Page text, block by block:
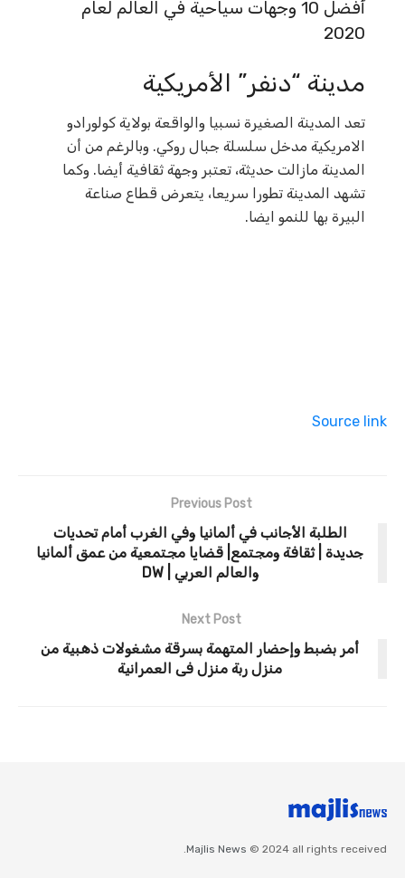
أفضل 10 وجهات سياحية في العالم لعام
2020
مدينة “دنفر” الأمريكية
تعد المدينة الصغيرة نسبيا والواقعة بولاية كولورادو
الامريكية مدخل سلسلة جبال روكي. وبالرغم من أن
المدينة مازالت حديثة، تعتبر وجهة ثقافية أيضا. وكما
تشهد المدينة تطورا سريعا، يتعرض قطاع صناعة
البيرة بها للنمو ايضا.
Source link
Previous Post
الطلبة الأجانب في ألمانيا وفي الغرب أمام تحديات
جديدة | ثقافة ومجتمع| قضايا مجتمعية من عمق ألمانيا
والعالم العربي | DW
Next Post
أمر بضبط وإحضار المتهمة بسرقة مشغولات ذهبية من
منزل ربة منزل فى العمرانية
Majlis News © 2024 all rights received.